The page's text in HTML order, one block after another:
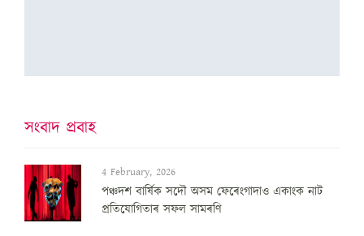
সংবাদ প্ৰবাহ
4 February, 2026
পঞ্চদশ বার্ষিক সদৌ অসম ফেৰেংগাদাও একাংক নাট
প্রতিযোগিতাৰ সফল সামৰণি